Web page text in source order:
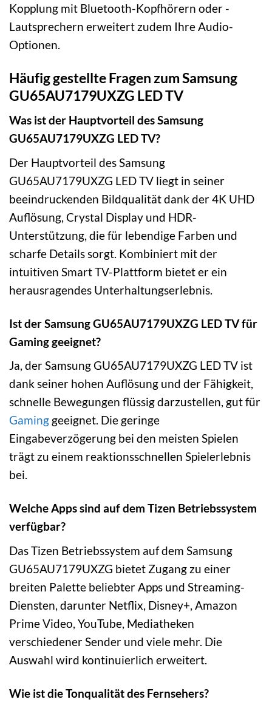
Kopplung mit Bluetooth-Kopfhörern oder -
Lautsprechern erweitert zudem Ihre Audio-
Optionen.
Häufig gestellte Fragen zum Samsung
GU65AU7179UXZG LED TV
Was ist der Hauptvorteil des Samsung
GU65AU7179UXZG LED TV?
Der Hauptvorteil des Samsung
GU65AU7179UXZG LED TV liegt in seiner
beeindruckenden Bildqualität dank der 4K UHD
Auflösung, Crystal Display und HDR-
Unterstützung, die für lebendige Farben und
scharfe Details sorgt. Kombiniert mit der
intuitiven Smart TV-Plattform bietet er ein
herausragendes Unterhaltungserlebnis.
Ist der Samsung GU65AU7179UXZG LED TV für
Gaming geeignet?
Ja, der Samsung GU65AU7179UXZG LED TV ist
dank seiner hohen Auflösung und der Fähigkeit,
schnelle Bewegungen flüssig darzustellen, gut für
Gaming geeignet. Die geringe
Eingabeverzögerung bei den meisten Spielen
trägt zu einem reaktionsschnellen Spielerlebnis
bei.
Welche Apps sind auf dem Tizen Betriebssystem
verfügbar?
Das Tizen Betriebssystem auf dem Samsung
GU65AU7179UXZG bietet Zugang zu einer
breiten Palette beliebter Apps und Streaming-
Diensten, darunter Netflix, Disney+, Amazon
Prime Video, YouTube, Mediatheken
verschiedener Sender und viele mehr. Die
Auswahl wird kontinuierlich erweitert.
Wie ist die Tonqualität des Fernsehers?